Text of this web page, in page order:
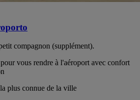
compagnon (supplément).
vous rendre à l'aéroport avec confort
plus connue de la ville